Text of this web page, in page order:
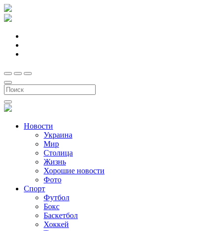
Новости
Украина
Мир
Столица
Жизнь
Хорошие новости
Фото
Спорт
Футбол
Бокс
Баскетбол
Хоккей